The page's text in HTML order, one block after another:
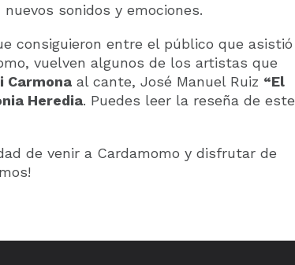
sonidos y emociones.
consiguieron entre el público que asistió
vuelven algunos de los artistas que
Carmona al cante, José Manuel Ruiz “El
Heredia. Puedes leer la reseña de este
de venir a Cardamomo y disfrutar de